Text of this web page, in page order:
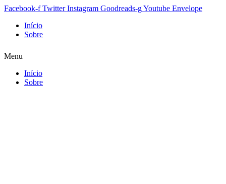
Facebook-f Twitter Instagram Goodreads-gYoutube Envelope
Início
Sobre
Menu
Início
Sobre